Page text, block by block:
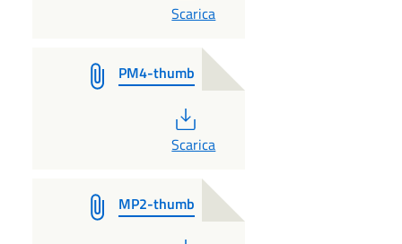
PDF
Scarica
PM4-thumb
PDF
Scarica
MP2-thumb